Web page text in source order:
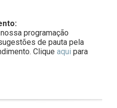
programação
de pauta pela
Clique aqui para